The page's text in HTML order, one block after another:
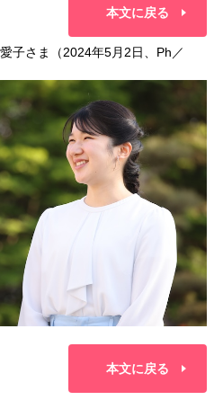
本文に戻る
子さま（2024年5月2日、Ph／
本文に戻る